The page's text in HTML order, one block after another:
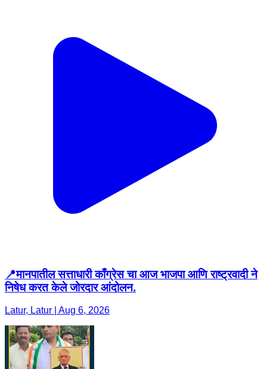
📍मानपातील सत्ताधारी काँग्रेस चा आज भाजपा आणि राष्ट्रवादी ने
निषेध करत केले जोरदार आंदोलन.
Latur, Latur | Aug 6, 2026